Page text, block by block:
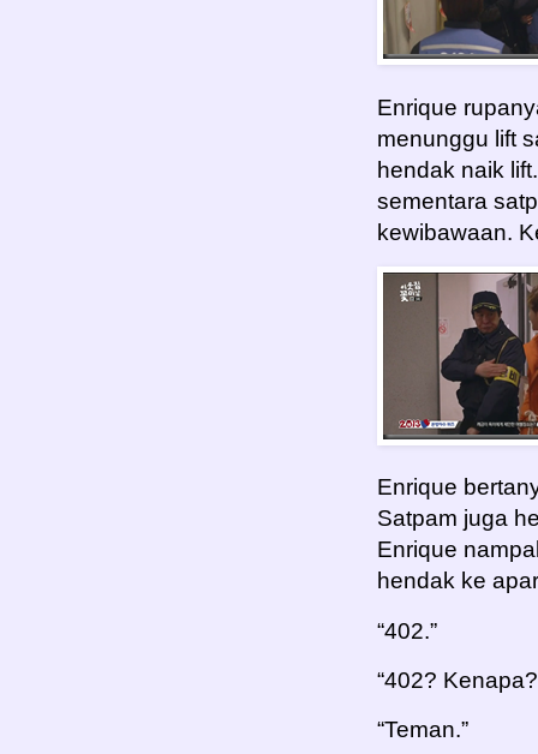
Enrique
menunggu lift
hendak naik
sementara
kewibawaan.
Enrique
Satpam juga
Enrique
hendak ke
“402.”
“402?
“Teman.”